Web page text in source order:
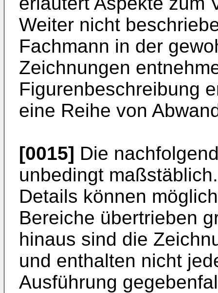
Weiter nicht
Fachmann in der
Zeichnungen
Figurenbeschreibung
eine Reihe von
[0015] Die
unbedingt
Details können
Bereiche übertrieben
hinaus sind die
und enthalten nicht
Ausführung